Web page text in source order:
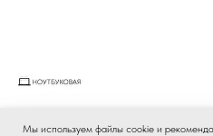
Мы используем файлы cookie и